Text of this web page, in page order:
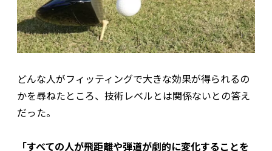
どんな人がフィッティングで大きな効果が得られるの
かを尋ねたところ、技術レベルとは関係ないとの答え
だった。
「すべての人が飛距離や弾道が劇的に変化することを